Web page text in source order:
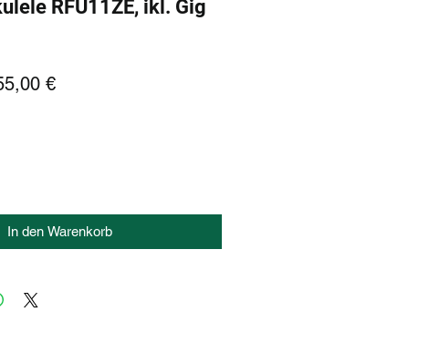
RFU11ZE, ikl. Gig
€Sale-
In den Warenkorb